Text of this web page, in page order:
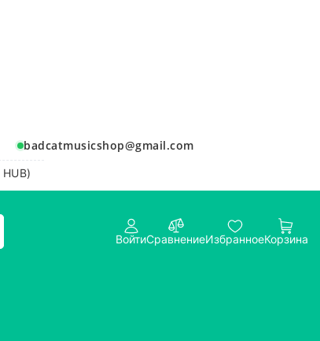
badcatmusicshop@gmail.com
ВойтиСравнениеИзбранноеКорзина